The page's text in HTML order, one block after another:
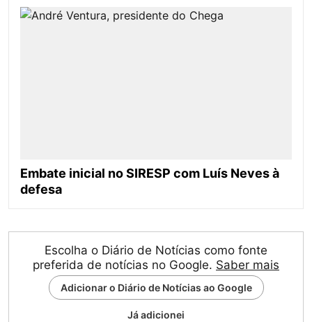
Embate inicial no SIRESP com Luís Neves à
defesa
Escolha o Diário de Notícias como fonte
preferida de notícias no Google. Saber mais
Adicionar o Diário de Notícias ao Google
Já adicionei